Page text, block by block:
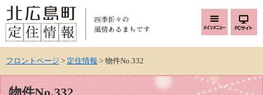
ページの先頭です。
メニューを飛ばして本文へ
フロントページ > 定住情報 > 物件No.332
本文